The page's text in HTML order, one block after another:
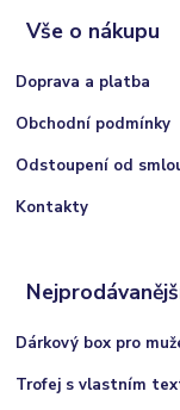
Vše o nákupu
Doprava a platba
Obchodní podmínky
Odstoupení od
Kontakty
Dárkový box pro
Trofej s vlastním